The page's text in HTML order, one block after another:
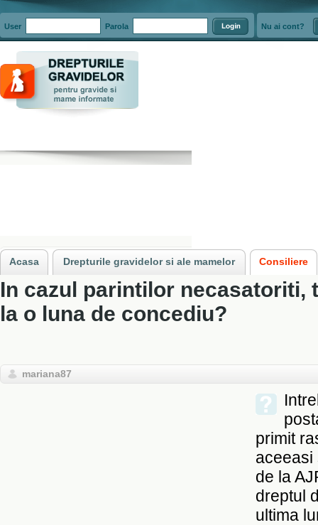
Acasa » Concediul pentru cresterea copilului obligatoriu
In cazul parintilor necasatoriti,
la o luna de concediu?
mariana87
primit
aceeasi
de la
dreptul
ultima
User Parola Nu ai cont?
Acasa Drepturile gravidelor si ale mamelor Consiliere